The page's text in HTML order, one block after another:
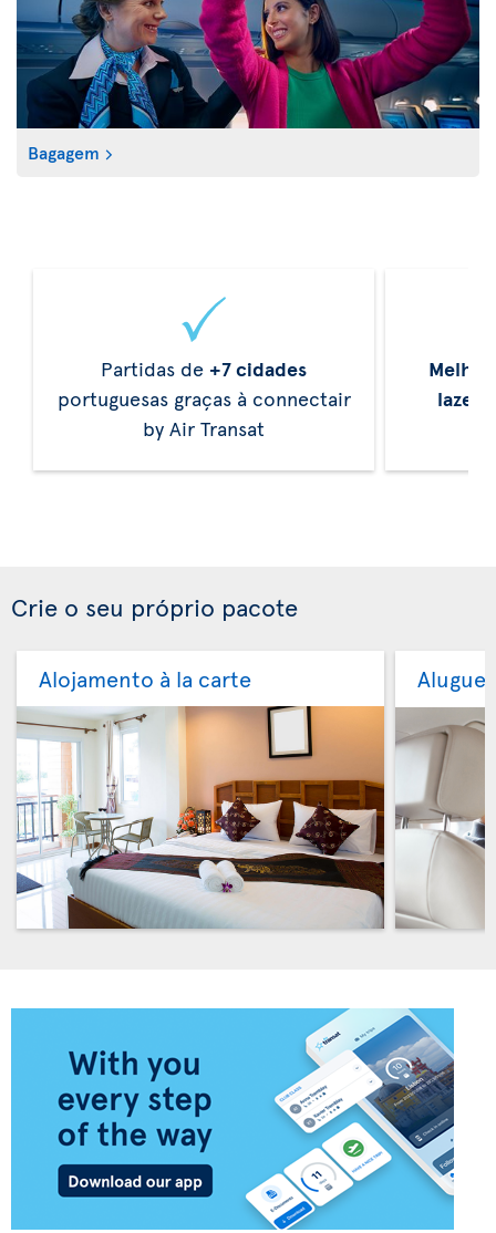
Bagagem
Partidas de +7 cidades
portuguesas graças à connectair
by Air Transat
lazer
Crie o seu próprio pacote
Alojamento à la carte